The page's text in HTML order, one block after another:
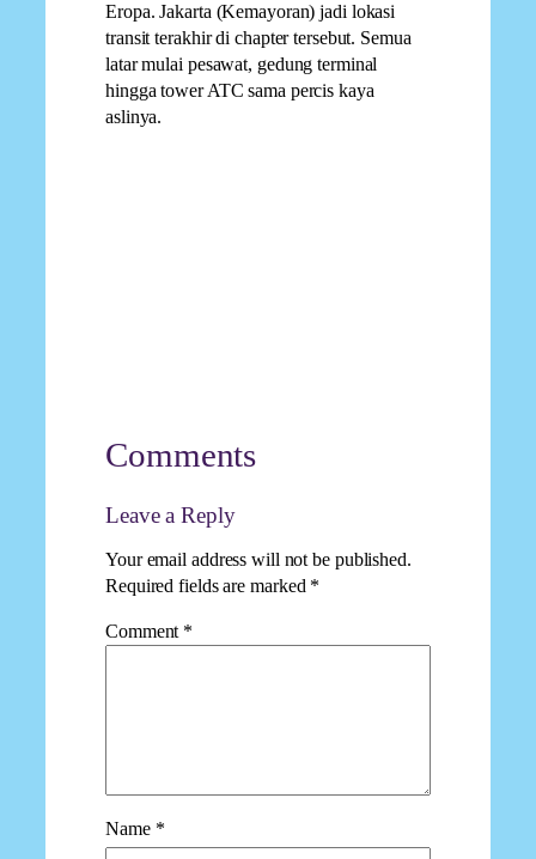
Eropa. Jakarta (Kemayoran) jadi lokasi
transit terakhir di chapter tersebut. Semua
latar mulai pesawat, gedung terminal
hingga tower ATC sama percis kaya
aslinya.
Comments
Leave a Reply
Your email address will not be published.
Required fields are marked *
Comment *
Name *